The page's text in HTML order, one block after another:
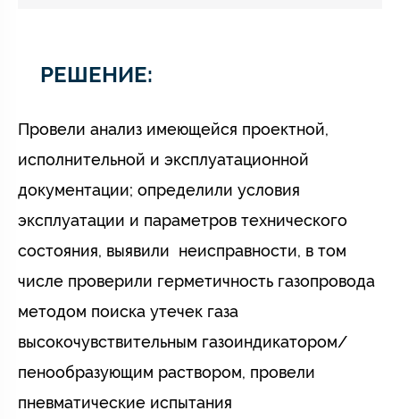
РЕШЕНИЕ:
Провели анализ имеющейся проектной,
исполнительной и эксплуатационной
документации; определили условия
эксплуатации и параметров технического
состояния, выявили неисправности, в том
числе проверили герметичность газопровода
методом поиска утечек газа
высокочувствительным газоиндикатором/
пенообразующим раствором, провели
пневматические испытания